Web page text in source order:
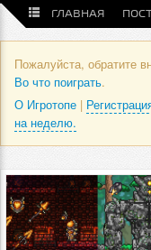
ГЛАВНАЯ
Пожалуйста, обратите
Во что поиграть.
О Игротопе |
на неделю.